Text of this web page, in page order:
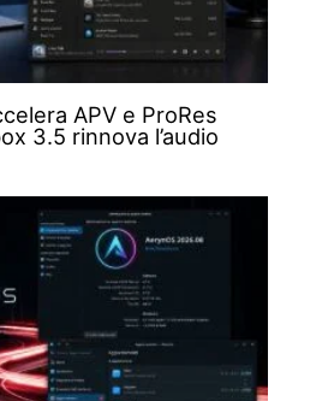
APV e ProRes
3.5 rinnova l’audio